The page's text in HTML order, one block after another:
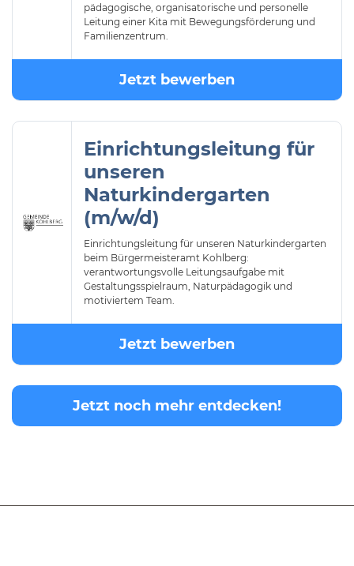
pädagogische, organisatorische und personelle
Leitung einer Kita mit Bewegungsförderung und
Familienzentrum.
Jetzt bewerben
Einrichtungsleitung für
unseren
Naturkindergarten
(m/w/d)
Einrichtungsleitung für unseren Naturkindergarten
beim Bürgermeisteramt Kohlberg:
verantwortungsvolle Leitungsaufgabe mit
Gestaltungsspielraum, Naturpädagogik und
motiviertem Team.
Jetzt bewerben
Jetzt noch mehr entdecken!